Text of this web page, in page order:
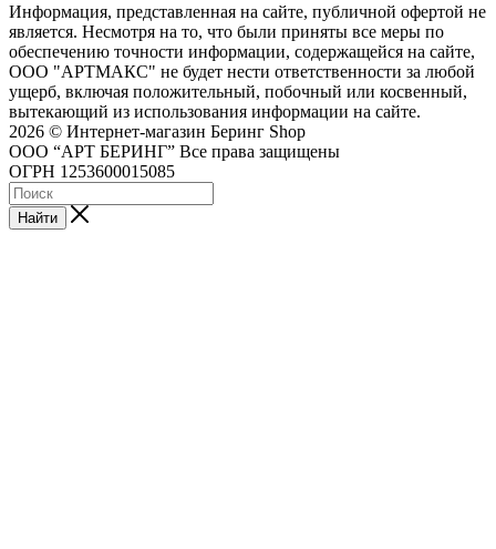
Информация, представленная на сайте, публичной офертой не
является. Несмотря на то, что были приняты все меры по
обеспечению точности информации, содержащейся на сайте,
ООО "АРТМАКС" не будет нести ответственности за любой
ущерб, включая положительный, побочный или косвенный,
вытекающий из использования информации на сайте.
2026 © Интернет-магазин Беринг Shop
ООО “АРТ БЕРИНГ” Все права защищены
ОГРН 1253600015085
Найти